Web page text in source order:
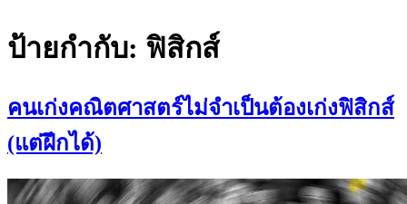
ป้ายกำกับ: ฟิสิกส์
คนเก่งคณิตศาสตร์ไม่จำเป็นต้องเก่งฟิสิกส์
(แต่ฝึกได้)